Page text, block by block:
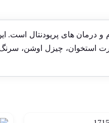
های پریودنتال است.
استخوان، چیزل اوشن،